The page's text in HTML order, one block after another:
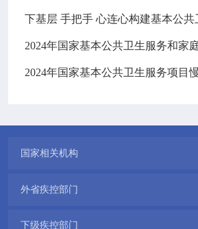
国家相关机构
外省疾控部门
下级疾控部门